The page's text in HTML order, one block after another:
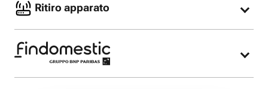
oppure offrirti assistenza per la tua offerta Fastweb
Ritiro apparato